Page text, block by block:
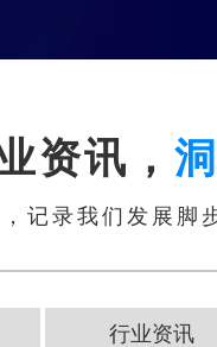
资讯，
记录我们发展脚
行业资讯